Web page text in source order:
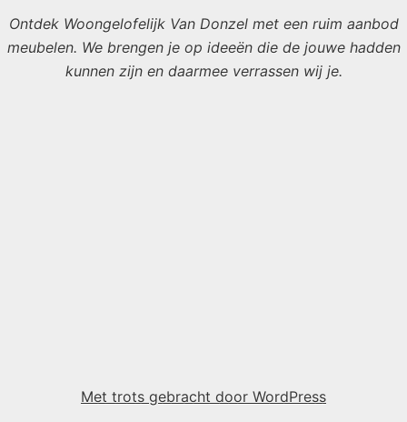
Ontdek Woongelofelijk Van Donzel met een ruim aanbod
meubelen. We brengen je op ideeën die de jouwe hadden
kunnen zijn en daarmee verrassen wij je.
Met trots gebracht door WordPress